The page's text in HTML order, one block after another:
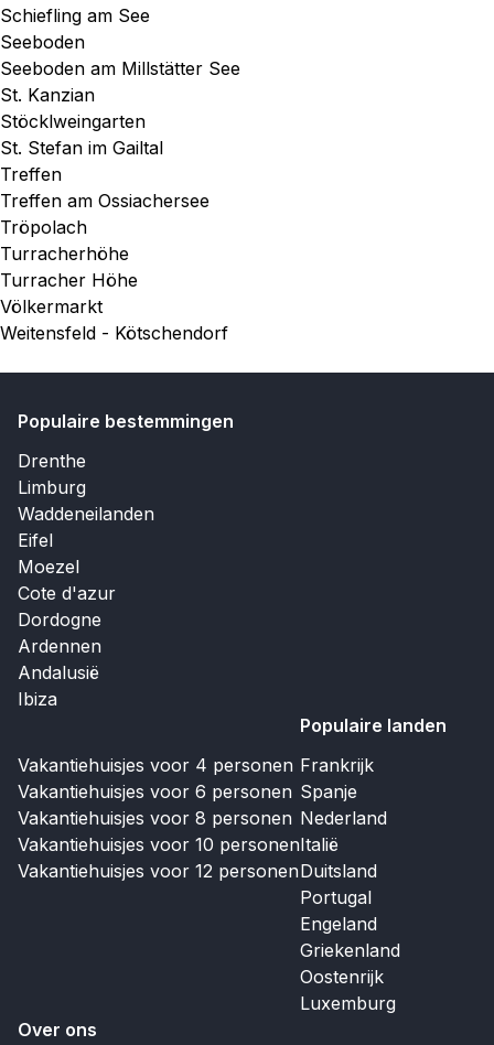
Schiefling am See
Seeboden
Seeboden am Millstätter See
St. Kanzian
Stöcklweingarten
St. Stefan im Gailtal
Treffen
Treffen am Ossiachersee
Tröpolach
Turracherhöhe
Turracher Höhe
Völkermarkt
Weitensfeld - Kötschendorf
Populaire bestemmingen
Drenthe
Limburg
Waddeneilanden
Eifel
Moezel
Cote d'azur
Dordogne
Ardennen
Andalusië
Ibiza
Vakantiehuisjes voor 4 personen
Vakantiehuisjes voor 6 personen
Vakantiehuisjes voor 8 personen
Vakantiehuisjes voor 10 personen
Vakantiehuisjes voor 12 personen
Populaire landen
Frankrijk
Spanje
Nederland
Italië
Duitsland
Portugal
Engeland
Griekenland
Oostenrijk
Luxemburg
Over ons